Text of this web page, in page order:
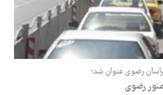
رضوی عنوان شد؛
رضوی